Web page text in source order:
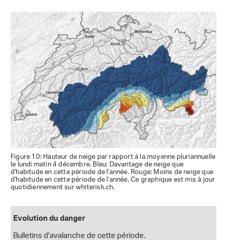
Figure 10: Hauteur de neige par rapport à la moyenne pluriannuelle
le lundi matin 4 décembre. Bleu: Davantage de neige que
d'habitude en cette période de l'année. Rouge: Moins de neige que
d'habitude en cette période de l'année. Ce graphique est mis à jour
quotidiennement sur whiterisk.ch.
Evolution du danger
Bulletins d'avalanche de cette période.